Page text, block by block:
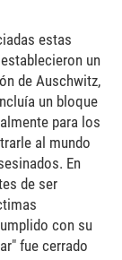
estas
un
de Auschwitz,
un bloque
para los
al mundo
En
de ser
con su
fue cerrado